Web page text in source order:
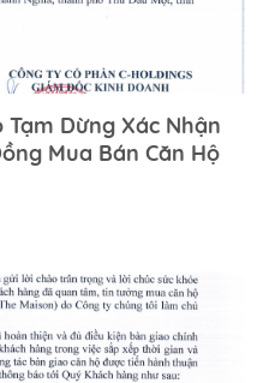
Dừng Xác Nhận
Mua Bán Căn Hộ